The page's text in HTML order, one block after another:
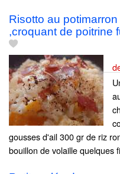
Risotto au
,croquant de poitrine
gousses d'ail 300 gr de riz
bouillon de volaille quelques